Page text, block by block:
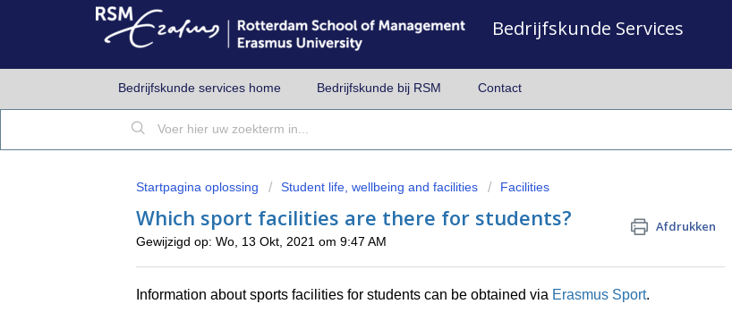
Bedrijfskunde Services
Bedrijfskunde services home Bedrijfskunde bij RSM Contact
Startpagina oplossing Student life, wellbeing and facilities Facilities
Which sport facilities are there for students? Afdrukken
Gewijzigd op: Wo, 13 Okt, 2021 om 9:47 AM
Information about sports facilities for students can be obtained via Erasmus Sport.